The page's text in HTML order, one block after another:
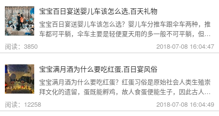
宝宝百日宴送婴儿车该怎么选,百天礼物
宝宝百日宴送婴儿车该怎么选？婴儿车分推车跟伞车两种，推
车都可平躺，伞车主要是轻便夏天用的多一般不可平躺，但也
有些是可平躺的。如果宝宝刚出生的话肯定要选择可平躺的，
避震效果好的。一般情况下比较轻便的婴儿车避震效果相对来
看看吧~
阅读：3850 2018-07-08 16:04:47
宝宝满月酒为什么要吃红蛋,百日宴风俗
宝宝满月酒为什么要吃红蛋？红蛋习俗是原始社会人类生殖崇
拜文化的遗留，蛋既能孵鸡，故人食蛋便能生子，因此古人每
以“鸡子”代称鸡蛋。这种基于对鸡蛋功能的认识而形成的思
路，可以从一系列具体的行为方式中寻绎出来。下面是好派整
阅读：12258 2018-07-08 16:04:49